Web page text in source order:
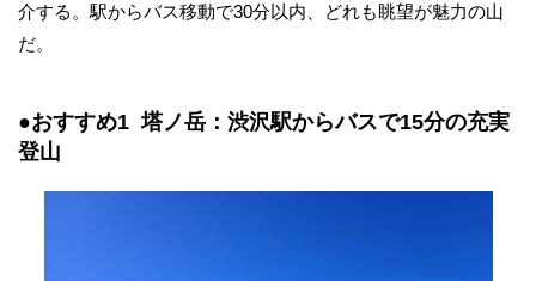
介する。駅からバス移動で30分以内、どれも眺望が魅力の山
だ。
●おすすめ1 塔ノ岳：渋沢駅からバスで15分の充実
登山